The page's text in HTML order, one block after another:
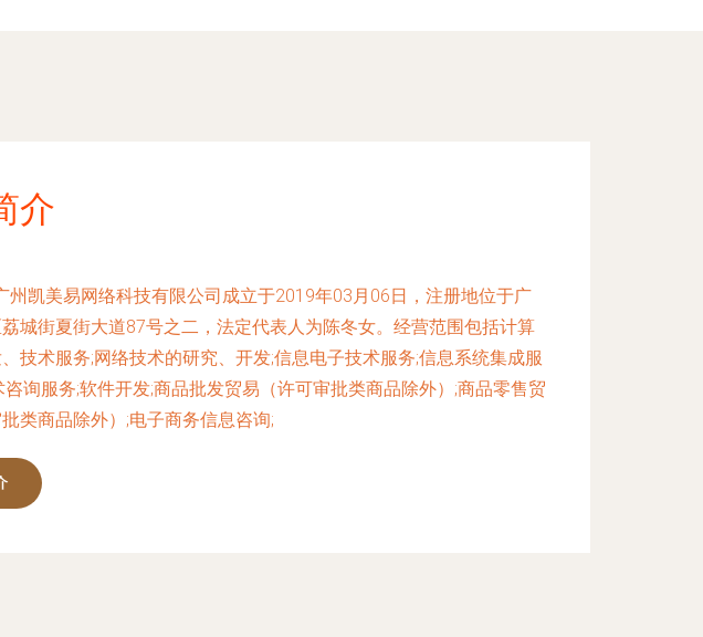
介
州凯美易网络科技有限公司成立于2019年03月06日，注册地位于广
城街夏街大道87号之二，法定代表人为陈冬女。经营范围包括计算
技术服务;网络技术的研究、开发;信息电子技术服务;信息系统集成服
咨询服务;软件开发;商品批发贸易（许可审批类商品除外）;商品零售贸
类商品除外）;电子商务信息咨询;